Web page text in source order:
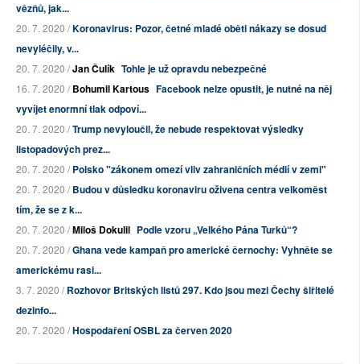
vězňů, jak...
20. 7. 2020 /Koronavirus: Pozor, četné mladé oběti nákazy se dosud
nevyléčily, v...
20. 7. 2020 /Jan Čulík Tohle je už opravdu nebezpečné
16. 7. 2020 /Bohumil Kartous Facebook nelze opustit, je nutné na něj
vyvíjet enormní tlak odpoví...
20. 7. 2020 /Trump nevyloučil, že nebude respektovat výsledky
listopadových prez...
20. 7. 2020 /Polsko "zákonem omezí vliv zahraničních médií v zemi"
20. 7. 2020 /Budou v důsledku koronaviru oživena centra velkoměst
tím, že se z k...
20. 7. 2020 /Miloš Dokulil Podle vzoru „Velkého Pána Turků“?
20. 7. 2020 /Ghana vede kampaň pro americké černochy: Vyhněte se
americkému rasi...
3. 7. 2020 /Rozhovor Britských listů 297. Kdo jsou mezi Čechy šiřitelé
dezinfo...
20. 7. 2020 /Hospodaření OSBL za červen 2020